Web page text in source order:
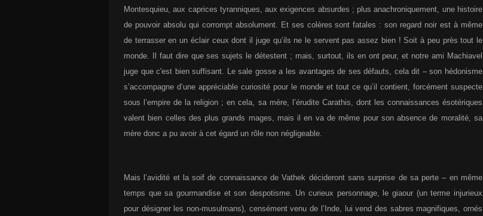
Montesquieu, aux caprices tyranniques, aux exigences absurdes ; plus anachroniquement, une histoire
de pouvoir absolu qui corrompt absolument. Et ses colères sont fatales : son regard noir est à même
de terrasser en un éclair ceux dont il juge qu’ils ne le servent pas assez bien ! Soit à peu près tout le
monde. Il faut dire que ses sujets le détestent ; mais, surtout, ils en ont peur, et notre ami Machiavel
juge que c'est bien suffisant. Le sale gosse a les avantages de ses défauts, cela dit – son hédonisme
s’accompagne d’une appréciable curiosité pour le monde et tout ce qu’il contient, forcément suspecte
sous l’empire de la religion ; en cela, sa mère, l’érudite Carathis, dont les connaissances ésotériques
valent bien celles des plus grands mages, mais il en va de même pour son absence de moralité, sa
mère donc a pu avoir à cet égard un rôle non négligeable.
Mais l’avidité et la soif de connaissance de Vathek décideront sans surprise de sa perte – en même
temps que sa gourmandise et son despotisme. Un curieux personnage, le giaour (un terme injurieux
pour désigner les non-musulmans), censément venu de l’Inde, lui vend des sabres magnifiques, ornés